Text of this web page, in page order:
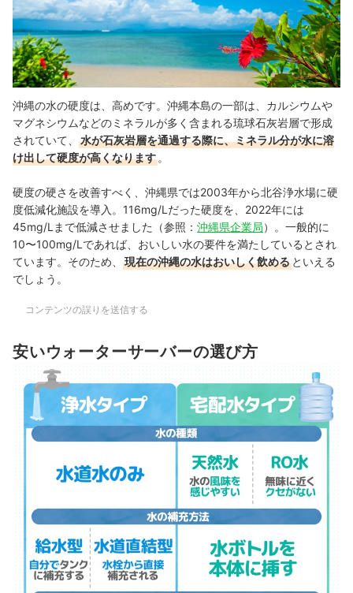
沖縄の水の硬度は、高めです。沖縄本島の一部は、カルシウムや
マグネシウムなどのミネラルが多く含まれる琉球石灰岩層で形成
されていて、
水が石灰岩層を通過する際に、ミネラル分が水に溶
け出して硬度が高くなります 。
硬度の硬さを改善すべく、沖縄県では2003年から北谷浄水場に硬
度低減化施設を導入。116mg/Lだった硬度を、2022年には
45mg/Lまで低減させました（参照： 沖縄県企業局）。一般的に
10〜100mg/Lであれば、おいしい水の要件を満たしているとされ
ています。そのため、
現在の沖縄の水はおいしく飲める といえる
でしょう。
コンテンツの誤りを送信する
安いウォーターサーバーの選び方